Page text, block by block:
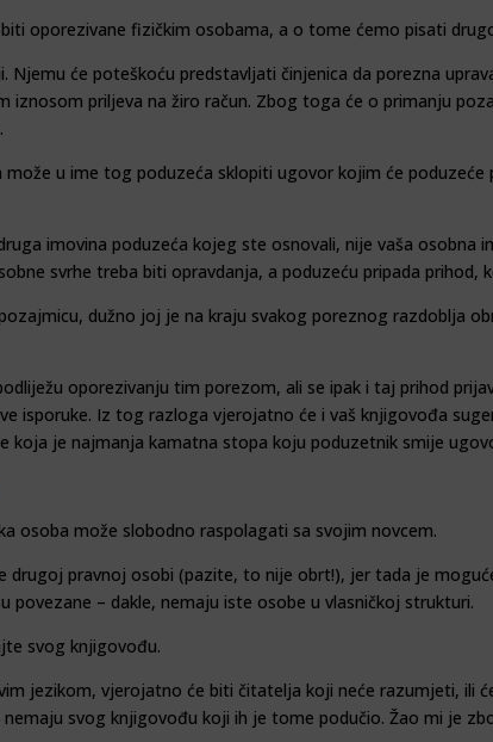
oporezivane fizičkim oso­bama, a o tome ćemo pi­sati
će poteškoću predstavljati činjenica da po­rezna
iznosom priljeva na žiro račun. Zbog toga će o pri­ma­nju
može u ime tog poduzeća sklopiti ugovor kojim će
imovina poduzeća kojeg ste osnovali, nije vaša
svrhe treba biti opravdanja, a poduzeću pripada prihod,
dužno joj je na kraju svakog poreznog raz­doblja
oporezivanju tim porezom, ali se ipak i taj prihod
isporuke. Iz tog razloga vjerojatno će i vaš knjigo­vođa
koja je najmanja kamatna stopa koju poduzetnik smije
osoba može slobodno raspolagati sa svojim nov­cem.
drugoj pravnoj osobi (pa­zite, to nije obrt!), jer tada je
po­vezane – dakle, nemaju iste osobe u vlasničkoj strukturi.
svog knjigovođu.
jezikom, vjerojatno će biti čitatelja koji neće ra­zumjeti, ili
svog knjigovođu koji ih je tome podučio. Žao mi je